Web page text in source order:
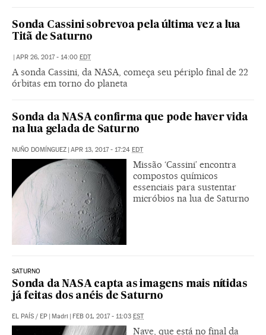
Sonda Cassini sobrevoa pela última vez a lua
Titã de Saturno
| APR 26, 2017 - 14:00 EDT
A sonda Cassini, da NASA, começa seu périplo final de 22
órbitas em torno do planeta
Sonda da NASA confirma que pode haver vida
na lua gelada de Saturno
NUÑO DOMÍNGUEZ | APR 13, 2017 - 17:24 EDT
Missão ‘Cassini’ encontra
compostos químicos
essenciais para sustentar
micróbios na lua de Saturno
SATURNO
Sonda da NASA capta as imagens mais nítidas
já feitas dos anéis de Saturno
EL PAÍS / EP | Madri | FEB 01, 2017 - 11:03 EST
Nave, que está no final da